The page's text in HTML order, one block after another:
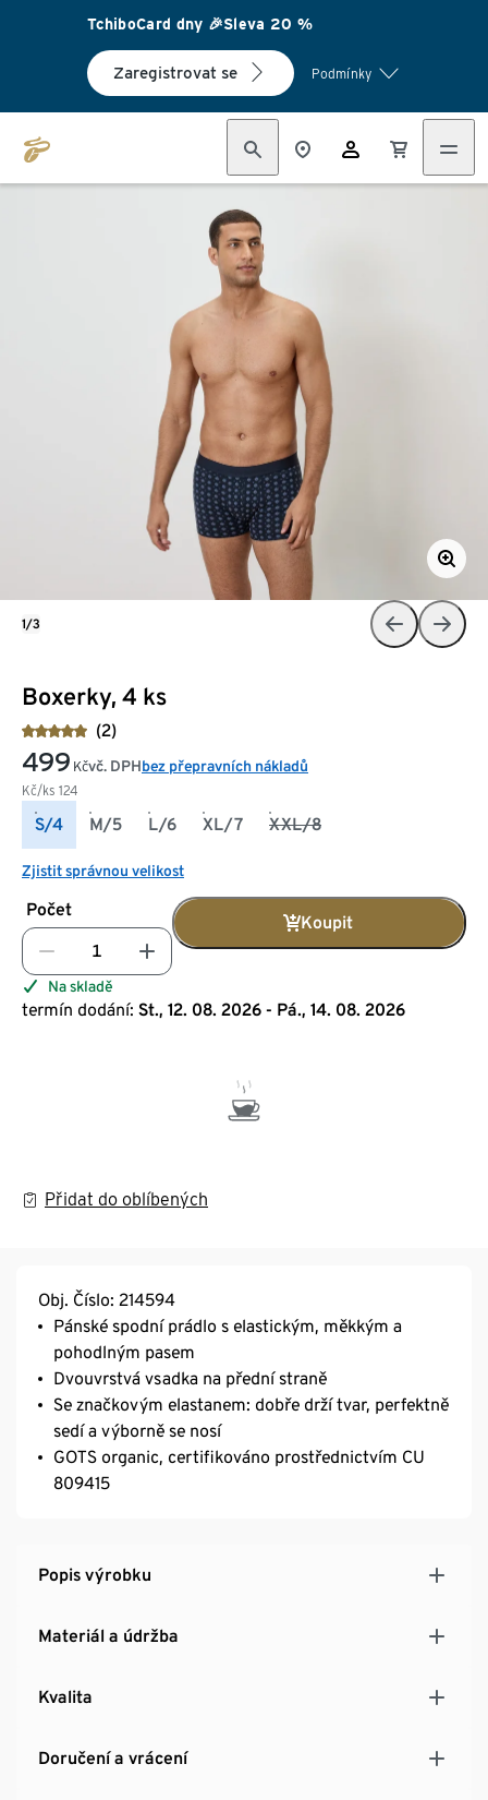
TchiboCard dny 🎉Sleva 20 %
Zaregistrovat se Podmínky
Boxerky, 4 ks
(2)
499 Kč
Kč/ks 124
vč. DPHbez přepravních nákladů
S/4 M/5 L/6 XL/7 XXL/8
Zjistit správnou velikost
Počet
Koupit
Na skladě
termín dodání: St., 12. 08. 2026 - Pá., 14. 08. 2026
Přidat do oblíbených
1/3
Obj. Číslo: 214594
Pánské spodní prádlo s elastickým, měkkým a
pohodlným pasem
Dvouvrstvá vsadka na přední straně
Se značkovým elastanem: dobře drží tvar, perfektně
sedí a výborně se nosí
GOTS organic, certifikováno prostřednictvím CU
809415
Popis výrobku
Materiál a údržba
Kvalita
Doručení a vrácení